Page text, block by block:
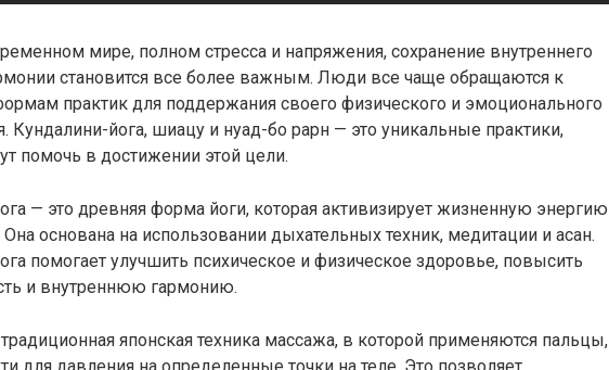
мире, полном стресса и напряжения, сохранение внутреннего
становится все более важным. Люди все чаще обращаются к
практик для поддержания своего физического и эмоционального
Кундалини-йога, шиацу и нуад-бо рарн — это уникальные практики,
помочь в достижении этой цели.
— это древняя форма йоги, которая активизирует жизненную энергию
основана на использовании дыхательных техник, медитации и асан.
помогает улучшить психическое и физическое здоровье, повысить
и внутреннюю гармонию.
японская техника массажа, в которой применяются пальцы,